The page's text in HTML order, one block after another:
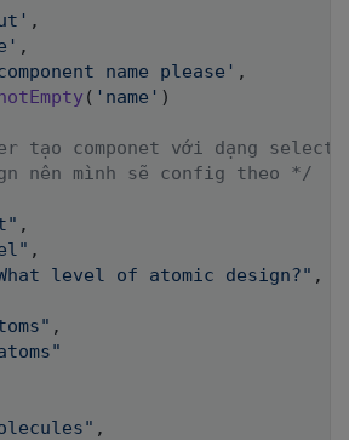
,
,
name please' ,
( 'name' )
tạo componet với dạng select,
nên mình sẽ config theo */
,
,
level of atomic design?" ,
,
,